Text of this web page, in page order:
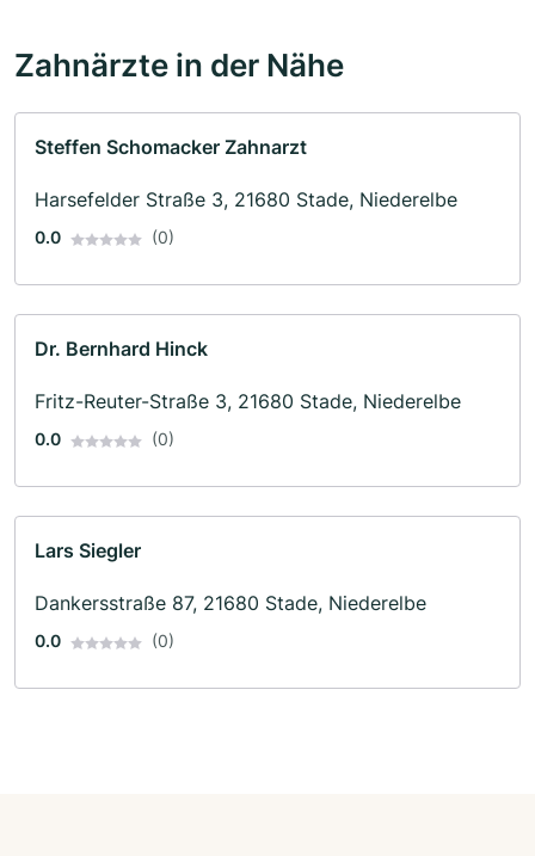
Zahnärzte in der Nähe
Steffen Schomacker Zahnarzt
Harsefelder Straße 3, 21680 Stade, Niederelbe
0.0 (0)
Dr. Bernhard Hinck
Fritz-Reuter-Straße 3, 21680 Stade, Niederelbe
0.0 (0)
Lars Siegler
Dankersstraße 87, 21680 Stade, Niederelbe
0.0 (0)